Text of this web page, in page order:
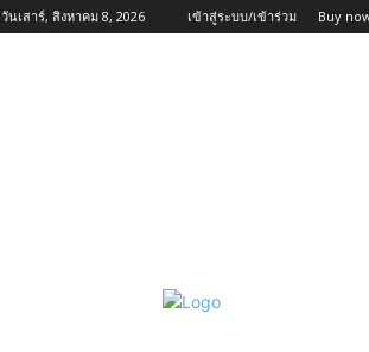
วันเสาร์, สิงหาคม 8, 2026 เข้าสู่ระบบ/เข้าร่วม Buy